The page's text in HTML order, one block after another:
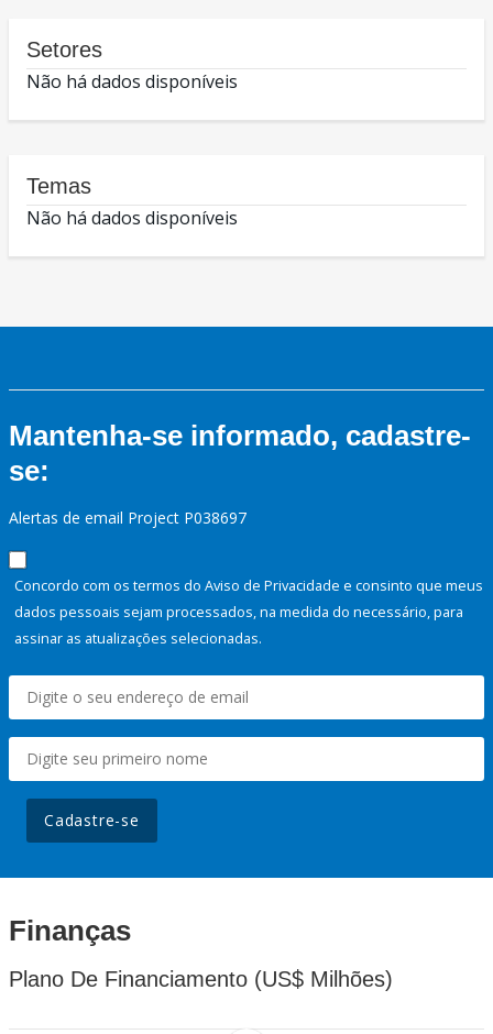
Setores
Não há dados disponíveis
Temas
Não há dados disponíveis
Mantenha-se informado, cadastre-
se:
Alertas de email Project P038697
Concordo com os termos do Aviso de Privacidade e consinto que meus
dados pessoais sejam processados, na medida do necessário, para
assinar as atualizações selecionadas.
Cadastre-se
Finanças
Plano De Financiamento (US$ Milhões)